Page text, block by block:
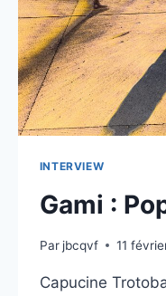
INTERVIEW
Gami :
Par jbcqvf 11
Capucine